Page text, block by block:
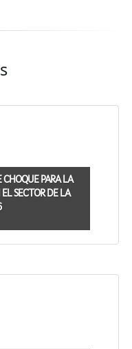
CHOQUE PARA LA
SECTOR DE LA